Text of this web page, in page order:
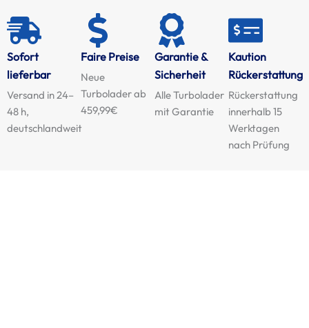
Sofort
lieferbar
Versand in 24–
48 h,
deutschlandweit
Faire Preise
Neue
Turbolader ab
459,99€
Garantie &
Sicherheit
Alle Turbolader
mit Garantie
Kaution
Rückerstattung
Rückerstattung
innerhalb 15
Werktagen
nach Prüfung